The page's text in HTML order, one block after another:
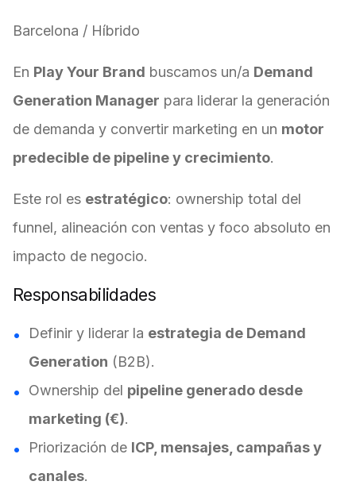
Barcelona / Híbrido
En Play Your Brand buscamos un/a Demand
Generation Manager para liderar la generación
de demanda y convertir marketing en un motor
predecible de pipeline y crecimiento.
Este rol es estratégico: ownership total del
funnel, alineación con ventas y foco absoluto en
impacto de negocio.
Responsabilidades
Definir y liderar la estrategia de Demand
Generation (B2B).
Ownership del pipeline generado desde
marketing (€).
Priorización de ICP, mensajes, campañas y
canales.